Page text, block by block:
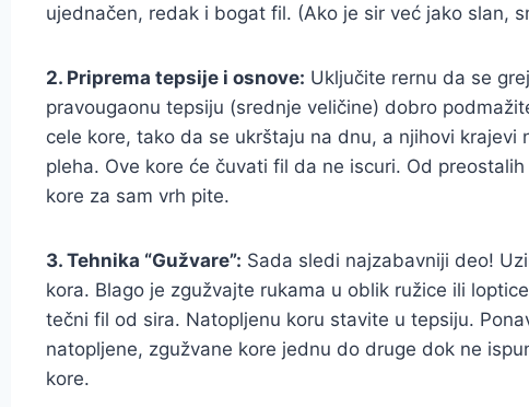
ujednačen, redak i bogat fil. (Ako je sir već jako slan,
2. Priprema tepsije i osnove: Uključite rernu da se
pravougaonu tepsiju (srednje veličine) dobro
cele kore, tako da se ukrštaju na dnu, a njihovi krajevi
pleha. Ove kore će čuvati fil da ne iscuri. Od
kore za sam vrh pite.
3. Tehnika “Gužvare”: Sada sledi najzabavniji deo!
kora. Blago je zgužvajte rukama u oblik ružice ili
tečni fil od sira. Natopljenu koru stavite u tepsiju.
natopljene, zgužvane kore jednu do druge dok ne
kore.